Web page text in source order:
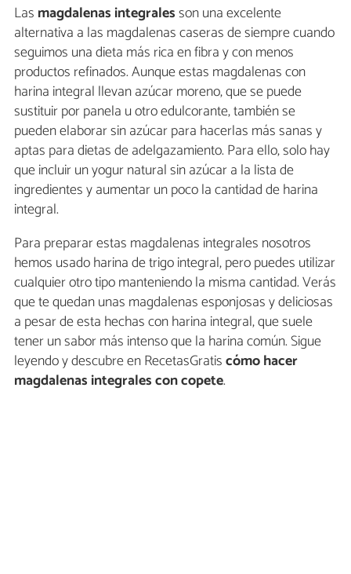
Las magdalenas integralesson una excelente
alternativa a las magdalenas caseras de siempre cuando
seguimos una dieta más rica en fibra y con menos
productos refinados. Aunque estas magdalenas con
harina integral llevan azúcar moreno, que se puede
sustituir por panela u otro edulcorante, también se
pueden elaborar sin azúcar para hacerlas más sanas y
aptas para dietas de adelgazamiento. Para ello, solo hay
que incluir un yogur natural sin azúcar a la lista de
ingredientes y aumentar un poco la cantidad de harina
integral.
Para preparar estas magdalenas integrales nosotros
hemos usado harina de trigo integral, pero puedes utilizar
cualquier otro tipo manteniendo la misma cantidad. Verás
que te quedan unas magdalenas esponjosas y deliciosas
a pesar de esta hechas con harina integral, que suele
tener un sabor más intenso que la harina común. Sigue
leyendo y descubre en RecetasGratiscómo hacer
magdalenas integrales con copete.